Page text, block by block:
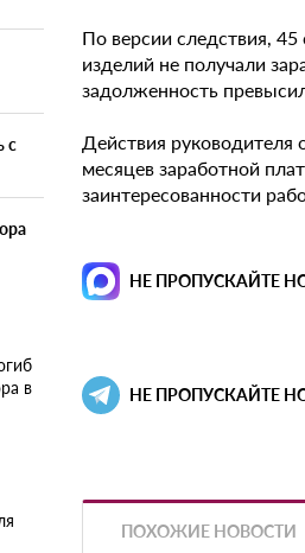
с
в
По версии следствия,
изделий не получали
задолженность
Действия
месяцев заработной
заинтересованности
НЕ ПРОПУСКАЙТЕ
НЕ ПРОПУСКАЙТЕ
ПОХОЖИЕ НОВОСТИ